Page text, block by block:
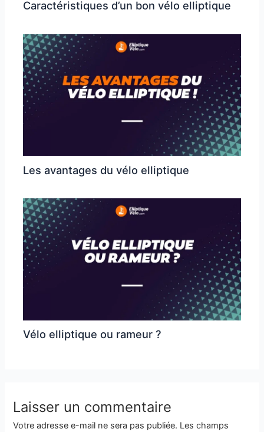
Caractéristiques d’un bon vélo elliptique
Les avantages du vélo elliptique
Vélo elliptique ou rameur ?
Laisser un commentaire
Votre adresse e-mail ne sera pas publiée. Les champs